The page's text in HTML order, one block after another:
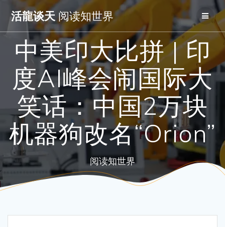
Skip
to
活龍谈天阅读知世界
中美印大比拼 | 印
度AI峰会闹国际大
笑话：中国2万块
机器狗改名“Orion”
阅读知世界